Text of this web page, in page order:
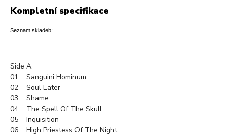
Kompletní specifikace
Seznam skladeb:
Side A:
01 Sanguini Hominum
02 Soul Eater
03 Shame
04 The Spell Of The Skull
05 Inquisition
06 High Priestess Of The Night